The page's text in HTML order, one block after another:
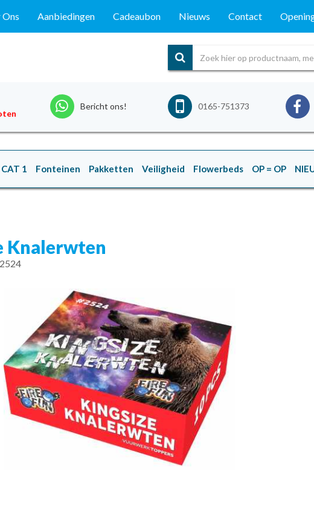
Aanbiedingen Cadeaubon Nieuws Contact
Bericht ons! 0165-751373
CAT 1 Fonteinen Pakketten Veiligheid Flowerbeds OP = OP
Knalerwten